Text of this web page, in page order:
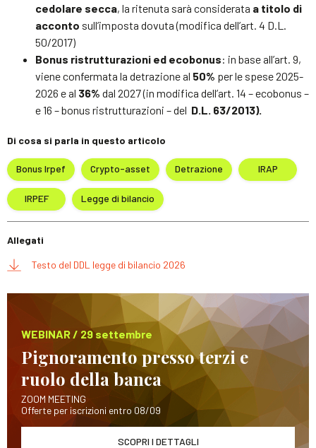
cedolare secca, la ritenuta sarà considerata a titolo di
acconto sull’imposta dovuta (modifica dell’art. 4 D.L.
50/2017)
Bonus ristrutturazioni ed ecobonus: in base all’art. 9,
viene confermata la detrazione al 50% per le spese 2025-
2026 e al 36% dal 2027 (in modifica dell’art. 14 – ecobonus –
e 16 – bonus ristrutturazioni – del D.L. 63/2013).
Di cosa si parla in questo articolo
Bonus Irpef Crypto-asset Detrazione IRAP
IRPEF Legge di bilancio
Allegati
Testo del DDL legge di bilancio 2026
WEBINAR / 29 settembre
Pignoramento presso terzi e
ruolo della banca
ZOOM MEETING
Offerte per iscrizioni entro 08/09
SCOPRI I DETTAGLI